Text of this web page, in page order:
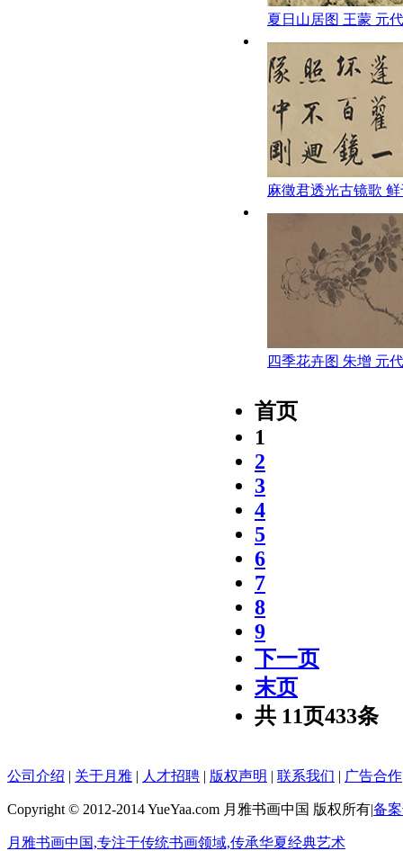
夏日山居图 王蒙 元代
麻徵君透光古镜歌
四季花卉图 朱增 元
首页
1
2
3
4
5
6
7
8
9
下一页
末页
共 11页433条
公司介绍 | 关于月雅 | 人才招聘 | 版权声明 | 联系我们 | 广告合作
Copyright © 2012-2014 YueYaa.com 月雅书画中国 版权所有|备
月雅书画中国,专注于传统书画领域,传承华夏经典艺术